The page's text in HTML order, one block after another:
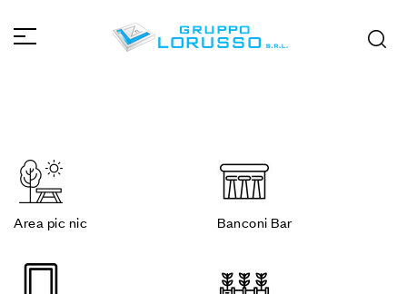
Area pic nic Banconi Bar